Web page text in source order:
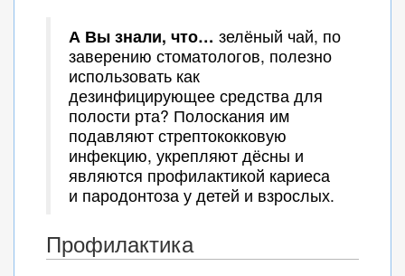
А Вы знали, что… зелёный чай, по
заверению стоматологов, полезно
использовать как
дезинфицирующее средства для
полости рта? Полоскания им
подавляют стрептококковую
инфекцию, укрепляют дёсны и
являются профилактикой кариеса
и пародонтоза у детей и взрослых.
Профилактика